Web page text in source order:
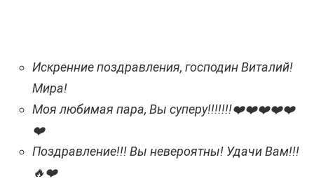
Искренние поздравления, господин Виталий!
Мира!
Моя любимая пара, Вы суперу!!!!!!!❤️❤️❤️❤️❤️
❤️
Поздравление!!! Вы невероятны! Удачи Вам!!!
🔥❤️